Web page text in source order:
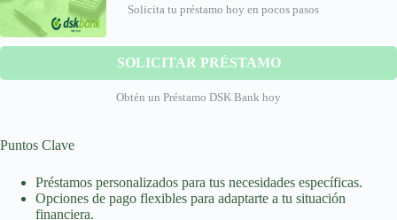
Solicita tu préstamo hoy en pocos pasos
SOLICITAR PRÉSTAMO
Obtén un Préstamo DSK Bank hoy
Puntos Clave
Préstamos personalizados para tus necesidades específicas.
Opciones de pago flexibles para adaptarte a tu situación
financiera.